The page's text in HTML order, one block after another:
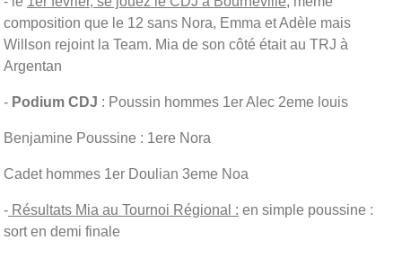
composition que le 12 sans Nora, Emma et Adèle mais
Willson rejoint la Team. Mia de son côté était au TRJ à
Argentan
- Podium CDJ : Poussin hommes 1er Alec 2eme louis
Benjamine Poussine : 1ere Nora
Cadet hommes 1er Doulian 3eme Noa
- Résultats Mia au Tournoi Régional : en simple poussine :
sort en demi finale